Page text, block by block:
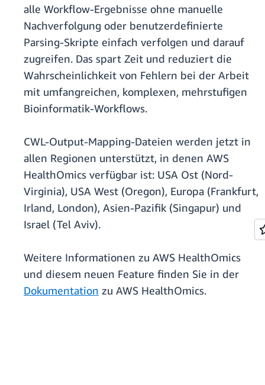
alle Workflow-Ergebnisse ohne manuelle
Nachverfolgung oder benutzerdefinierte
Parsing-Skripte einfach verfolgen und darauf
zugreifen. Das spart Zeit und reduziert die
Wahrscheinlichkeit von Fehlern bei der Arbeit
mit umfangreichen, komplexen, mehrstufigen
Bioinformatik-Workflows.
CWL-Output-Mapping-Dateien werden jetzt in
allen Regionen unterstützt, in denen AWS
HealthOmics verfügbar ist: USA Ost (Nord-
Virginia), USA West (Oregon), Europa (Frankfurt,
Irland, London), Asien-Pazifik (Singapur) und
Israel (Tel Aviv).
Weitere Informationen zu AWS HealthOmics
und diesem neuen Feature finden Sie in der
Dokumentation zu AWS HealthOmics.